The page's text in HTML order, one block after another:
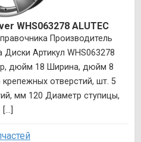
WHS063278 ALUTEC
Производитель
Диски Артикул WHS063278
дюйм 18 Ширина, дюйм 8
отверстий, шт. 5
мм 120 Диаметр ступицы,
[...]